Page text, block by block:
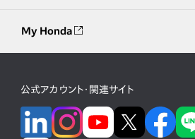
My Honda
公式アカウント・関連サイト